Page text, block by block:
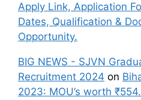
Apply Link, Application
Dates, Qualification &
Opportunity.
BIG NEWS - SJVN
Recruitment 2024 on
2023: MOU’s worth